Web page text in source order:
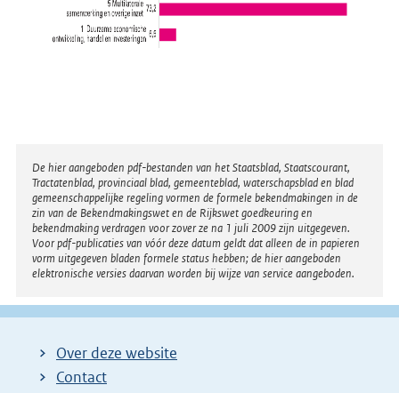
Disclaimer
De hier aangeboden pdf-bestanden van het Staatsblad, Staatscourant,
Tractatenblad, provinciaal blad, gemeenteblad, waterschapsblad en blad
gemeenschappelijke regeling vormen de formele bekendmakingen in de
zin van de Bekendmakingswet en de Rijkswet goedkeuring en
bekendmaking verdragen voor zover ze na 1 juli 2009 zijn uitgegeven.
Voor pdf-publicaties van vóór deze datum geldt dat alleen de in papieren
vorm uitgegeven bladen formele status hebben; de hier aangeboden
elektronische versies daarvan worden bij wijze van service aangeboden.
Over deze website
Contact